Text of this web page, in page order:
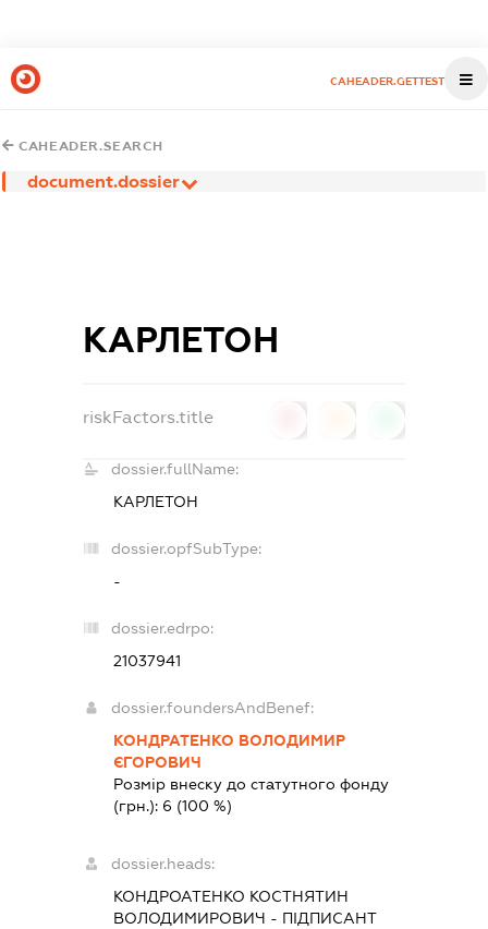
CAHEADER.GETTEST
CAHEADER.SEARCH
document.dossier
КАРЛЕТОН
riskFactors.title
dossier.fullName:
КАРЛЕТОН
dossier.opfSubType:
-
dossier.edrpo:
21037941
dossier.foundersAndBenef:
КОНДРАТЕНКО ВОЛОДИМИР
ЄГОРОВИЧ
Розмір внеску до статутного фонду
(грн.): 6 (100 %)
dossier.heads:
КОНДРОАТЕНКО КОСТНЯТИН
ВОЛОДИМИРОВИЧ - ПІДПИСАНТ